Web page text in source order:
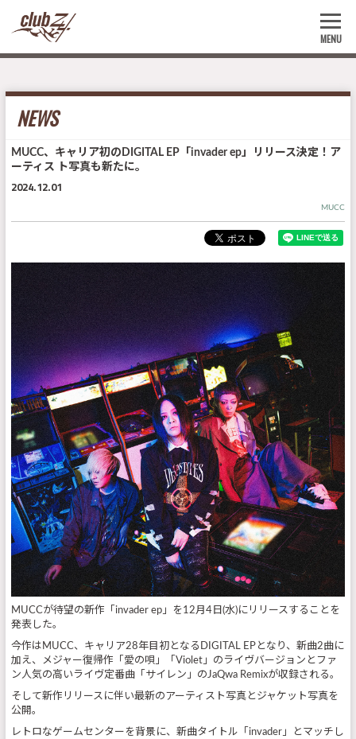
MENU
NEWS
MUCC、キャリア初のDIGITAL EP「invader ep」リリース決定！ア
ーティス ト写真も新たに。
2024.12.01
MUCC
MUCCが待望の新作「invader ep」を12月4日(水)にリリースすることを
発表した。
今作はMUCC、キャリア28年目初となるDIGITAL EPとなり、新曲2曲に
加え、メジャー復帰作「愛の唄」「Violet」のライヴバージョンとファ
ン人気の高いライヴ定番曲「サイレン」のJaQwa Remixが収録される。
そして新作リリースに伴い最新のアーティスト写真とジャケット写真を
公開。
レトロなゲームセンターを背景に、新曲タイトル「invader」とマッチし